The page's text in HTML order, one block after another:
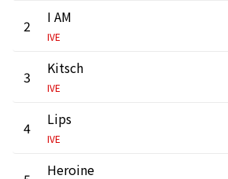
2 I AM
IVE
3 Kitsch
IVE
4 Lips
IVE
Heroine